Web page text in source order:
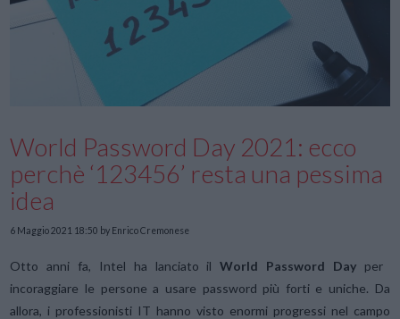
World Password Day 2021: ecco
perchè ‘123456’ resta una pessima
idea
6 Maggio 2021 18:50 by Enrico Cremonese
Otto anni fa, Intel ha lanciato ilWorld Password Dayper
incoraggiare le persone a usare password più forti e uniche. Da
allora, i professionisti IT hanno visto enormi progressi nel campo